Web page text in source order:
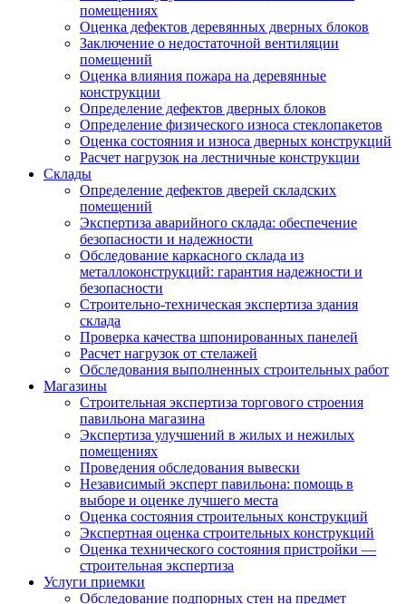
помещениях
Оценка дефектов деревянных дверных блоков
Заключение о недостаточной вентиляции
помещений
Оценка влияния пожара на деревянные
конструкции
Определение дефектов дверных блоков
Определение физического износа стеклопакетов
Оценка состояния и износа дверных конструкций
Расчет нагрузок на лестничные конструкции
Склады
Определение дефектов дверей складских
помещений
Экспертиза аварийного склада: обеспечение
безопасности и надежности
Обследование каркасного склада из
металлоконструкций: гарантия надежности и
безопасности
Строительно-техническая экспертиза здания
склада
Проверка качества шпонированных панелей
Расчет нагрузок от стелажей
Обследования выполненных строительных работ
Магазины
Строительная экспертиза торгового строения
павильона магазина
Экспертиза улучшений в жилых и нежилых
помещениях
Проведения обследования вывески
Независимый эксперт павильона: помощь в
выборе и оценке лучшего места
Оценка состояния строительных конструкций
Экспертная оценка строительных конструкций
Оценка технического состояния пристройки —
строительная экспертиза
Услуги приемки
Обследование подпорных стен на предмет